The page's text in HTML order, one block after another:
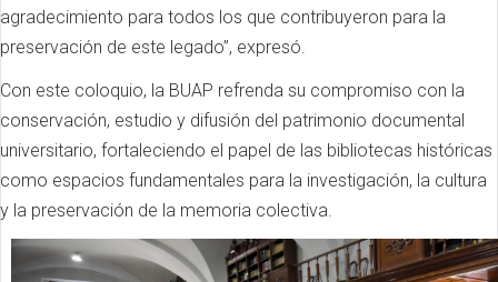
agradecimiento para todos los que contribuyeron para la
preservación de este legado”, expresó.
Con este coloquio, la BUAP refrenda su compromiso con la
conservación, estudio y difusión del patrimonio documental
universitario, fortaleciendo el papel de las bibliotecas históricas
como espacios fundamentales para la investigación, la cultura
y la preservación de la memoria colectiva.